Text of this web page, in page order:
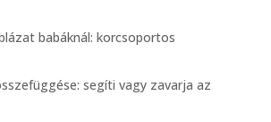
babáknál: korcsoportos
segíti vagy zavarja az